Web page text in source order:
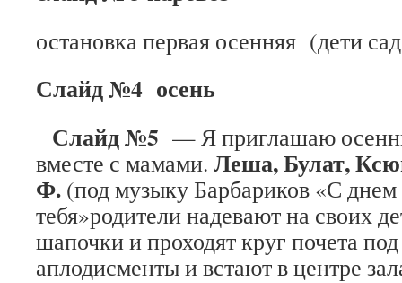
остановка первая осенняя (дети
Слайд №4 осень
Слайд №5 — Я приглашаю
вместе с мамами. Леша, Булат,
Ф. (под музыку Барбариков «С
тебя»родители надевают на своих
шапочки и проходят круг почета
аплодисменты и встают в